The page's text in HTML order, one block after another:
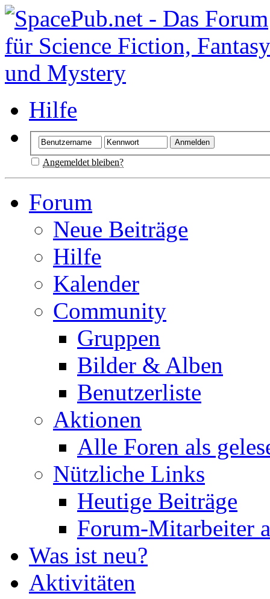
Hilfe
Angemeldet bleiben?
Forum
Neue Beiträge
Hilfe
Kalender
Community
Gruppen
Bilder & Alben
Benutzerliste
Aktionen
Alle Foren als
Nützliche Links
Heutige Beiträge
Forum-Mitarbeiter
Was ist neu?
Aktivitäten